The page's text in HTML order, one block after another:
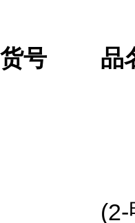
货号 品
(2-